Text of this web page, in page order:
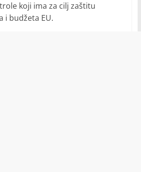
koji ima za cilj zaštitu
i budžeta EU.